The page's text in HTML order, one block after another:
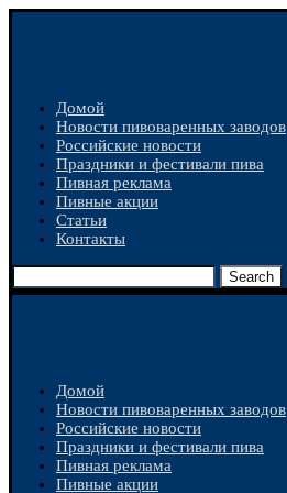
Домой
Новости пивоваренных заводов
Российские новости
Праздники и фестивали пива
Пивная реклама
Пивные акции
Статьи
Контакты
Search
Домой
Новости пивоваренных заводов
Российские новости
Праздники и фестивали пива
Пивная реклама
Пивные акции